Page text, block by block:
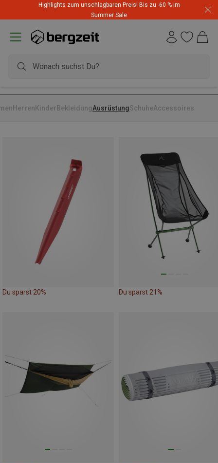
Highlights zum unschlagbaren Preis! Bis zu -60 % im
Summer Sale
Herren Kinder BekleidungAusrüstungSchuheAccessoires
Du sparst 20% Du sparst 21%